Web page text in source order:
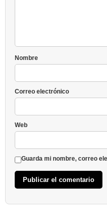
Nombre
Correo electrónico
Web
Guarda mi nombre, correo